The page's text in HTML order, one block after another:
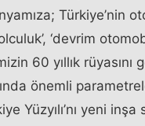
Türkiye’nin
‘devrim
60 yıllık
önemli
Yüzyılı’nı yeni